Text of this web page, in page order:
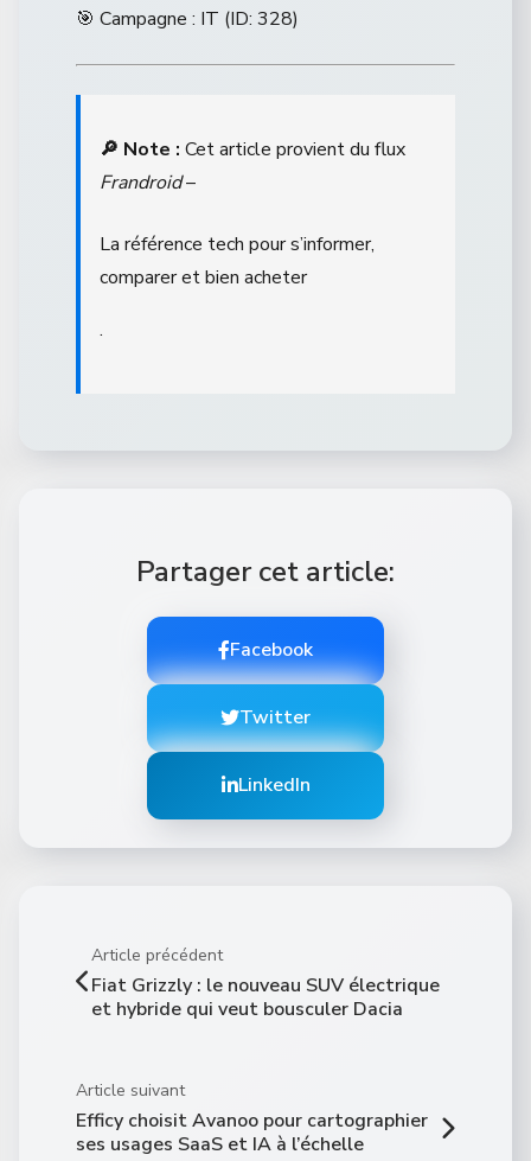
🎯 Campagne : IT (ID: 328)
🔎 Note : Cet article provient du flux
Frandroid–
La référence tech pour s’informer,
comparer et bien acheter
.
Partager cet article:
Facebook
Twitter
LinkedIn
Article précédent
Fiat Grizzly : le nouveau SUV électrique
et hybride qui veut bousculer Dacia
Article suivant
Efficy choisit Avanoo pour cartographier
ses usages SaaS et IA à l’échelle